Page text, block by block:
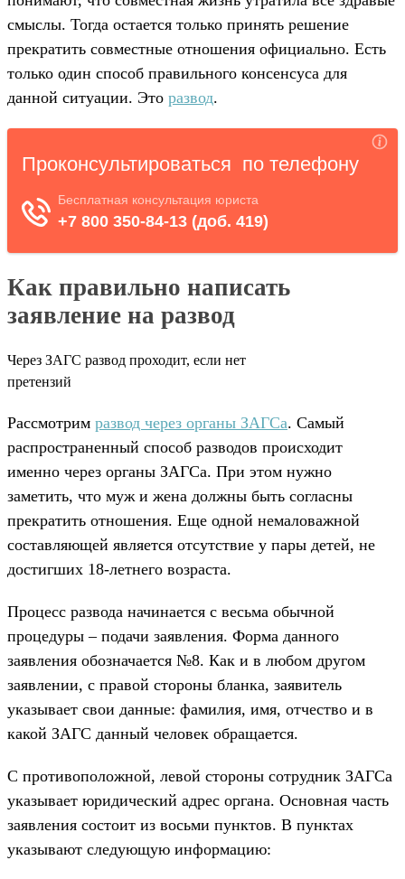
смыслы. Тогда остается только принять решение
прекратить совместные отношения официально. Есть
только один способ правильного консенсуса для
данной ситуации. Это развод.
Как правильно написать
заявление на развод
Через ЗАГС развод проходит, если нет
претензий
Рассмотрим развод через органы ЗАГСа. Самый
распространенный способ разводов происходит
именно через органы ЗАГСа. При этом нужно
заметить, что муж и жена должны быть согласны
прекратить отношения. Еще одной немаловажной
составляющей является отсутствие у пары детей, не
достигших 18-летнего возраста.
Процесс развода начинается с весьма обычной
процедуры – подачи заявления. Форма данного
заявления обозначается №8. Как и в любом другом
заявлении, с правой стороны бланка, заявитель
указывает свои данные: фамилия, имя, отчество и в
какой ЗАГС данный человек обращается.
С противоположной, левой стороны сотрудник ЗАГСа
указывает юридический адрес органа. Основная часть
заявления состоит из восьми пунктов. В пунктах
указывают следующую информацию: